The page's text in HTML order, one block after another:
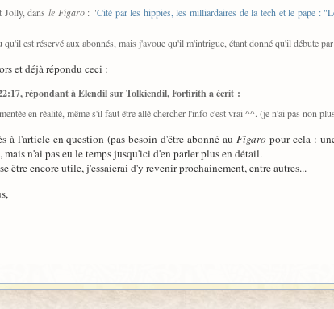
Jolly, dans le Figaro: "Cité par les hippies, les milliardaires de la tech et le pape :
qu'il est réservé aux abonnés, mais j'avoue qu'il m'intrigue, étant donné qu'il débute
et déjà répondu ceci :
répondant à Elendil sur Tolkiendil, Forfirith a écrit :
en réalité, même s'il faut être allé chercher l'info c'est vrai ^^. (je n'ai pas non
à l'article en question (pas besoin d'être abonné auFigaro pour cela :
mais n'ai pas eu le temps jusqu'ici d'en parler plus en détail.
être encore utile, j'essaierai d'y revenir prochainement, entre autres...